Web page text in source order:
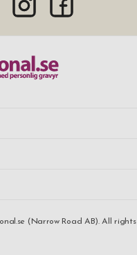
(Narrow Road AB). All rights